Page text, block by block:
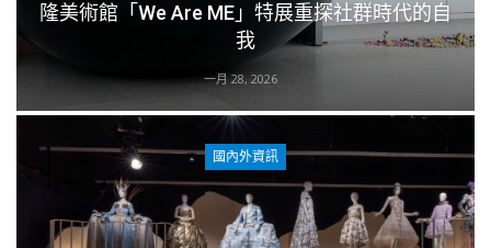
隆美術館「We Are ME」特展重探社群時代的自
我
一月 28, 2026
國內外資訊